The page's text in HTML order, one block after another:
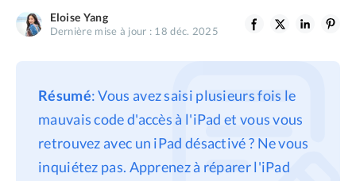
BuhoLaunchpad
Confidentialité
Politique de
remboursement
Eloise Yang
Dernière mise à jour : 18 déc. 2025
Résumé: Vous avez saisi plusieurs fois le
mauvais code d'accès à l'iPad et vous vous
retrouvez avec un iPad désactivé ? Ne vous
inquiétez pas. Apprenez à réparer l'iPad